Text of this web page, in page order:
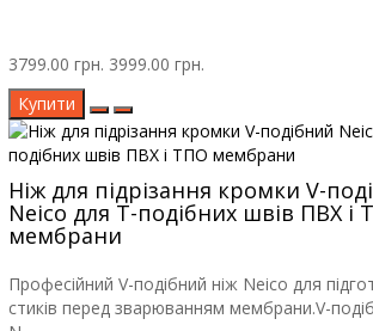
3799.00 грн. 3999.00 грн.
Купити
Ніж для підрізання кромки V-
Neico для Т-подібних швів ПВХ і
мембрани
Професійний V-подібний ніж Neico для
стиків перед зварюванням мембрани.V-